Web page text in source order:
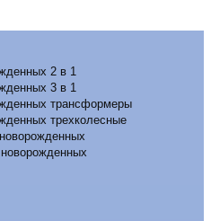
2 в 1
3 в 1
трансформеры
трехколесные